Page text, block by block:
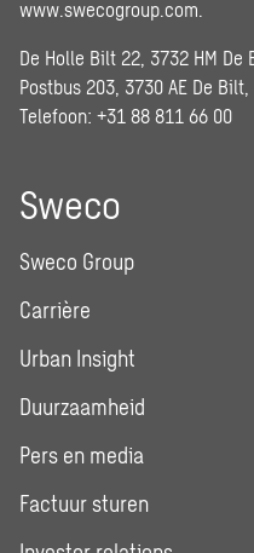
www.swecogroup.com
De Holle Bilt 22, 3732 HM De
Postbus 203, 3730 AE De
Telefoon: +31 88 811 66 00
Sweco
Sweco Group
Carrière
Urban Insight
Duurzaamheid
Pers en media
Factuur sturen